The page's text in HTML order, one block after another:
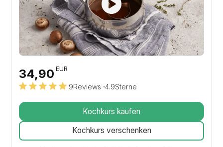
34,90 EUR
9Reviews ·4.9Sterne
Kochkurs kaufen
Kochkurs verschenken